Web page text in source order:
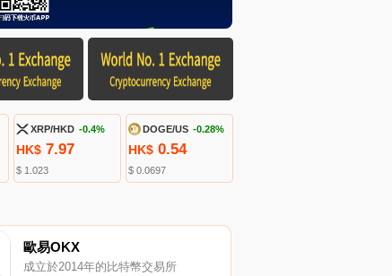
XRP/HKD -0.4%
HK$ 7.97
$ 1.023
DOGE/US -0.28%
HK$ 0.54
$ 0.0697
歐易OKX
成立於2014年的比特幣交易所